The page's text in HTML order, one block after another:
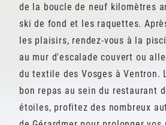
de la boucle de neuf kilomètres
ski de fond et les raquettes.
les plaisirs, rendez-vous à la
au mur d'escalade couvert ou
du textile des Vosges à Ventron.
bon repas au sein du restaurant
étoiles, profitez des nombreux